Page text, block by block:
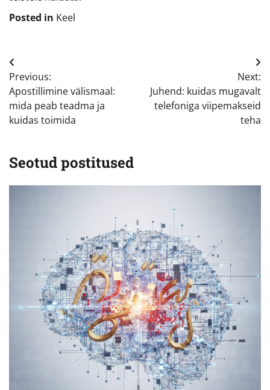
Posted in Keel
Navigeerimine
Previous:
Apostillimine välismaal:
mida peab teadma ja
kuidas toimida
Next:
Juhend: kuidas mugavalt
telefoniga viipemakseid
teha
Seotud postitused